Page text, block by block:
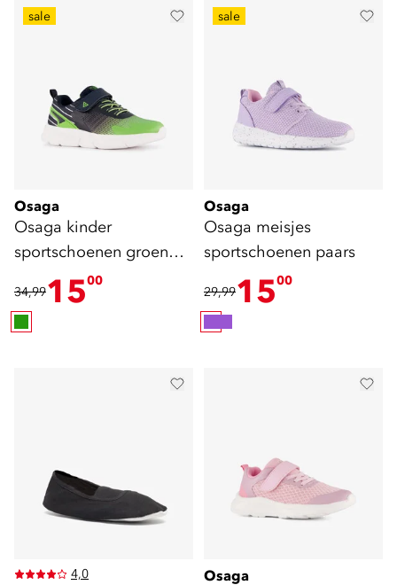
sale
Osaga
Osaga kinder
sportschoenen groen
blauw
34,991500
sale
Osaga
Osaga meisjes
sportschoenen paars
29,991500
4,0 Osaga